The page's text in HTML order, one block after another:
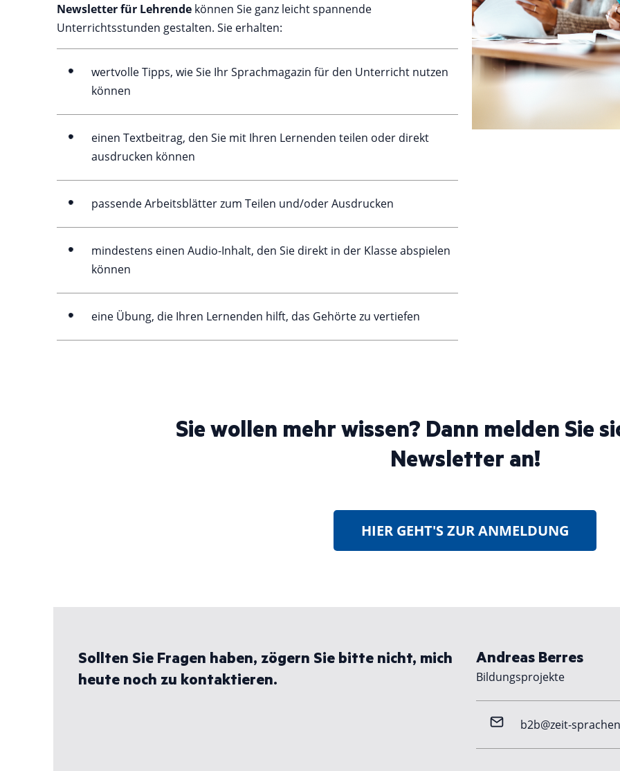
Newsletter für Lehrende können Sie ganz leicht spannende
Unterrichtsstunden gestalten. Sie erhalten:
wertvolle Tipps, wie Sie Ihr Sprachmagazin für den Unterricht nutzen
können
einen Textbeitrag, den Sie mit Ihren Lernenden teilen oder direkt
ausdrucken können
passende Arbeitsblätter zum Teilen und/oder Ausdrucken
mindestens einen Audio-Inhalt, den Sie direkt in der Klasse abspielen
können
eine Übung, die Ihren Lernenden hilft, das Gehörte zu vertiefen
Sie wollen mehr wissen? Dann melden Sie
Newsletter an!
HIER GEHT'S ZUR ANMELDUNG
Sollten Sie Fragen haben, zögern Sie bitte nicht, mich
heute noch zu kontaktieren.
Andreas Berres
Bildungsprojekte
b2b@zeit-